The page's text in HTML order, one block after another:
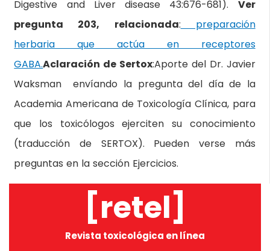
Digestive and Liver disease 43:676-681). Ver
pregunta 203, relacionada: preparación
herbaria que actúa en receptores
GABA.Aclaración de Sertox:Aporte del Dr. Javier
Waksman envíando la pregunta del día de la
Academia Americana de Toxicología Clínica, para
que los toxicólogos ejerciten su conocimiento
(traducción de SERTOX). Pueden verse más
preguntas en la sección Ejercicios.
[retel]
Revista toxicológica en línea